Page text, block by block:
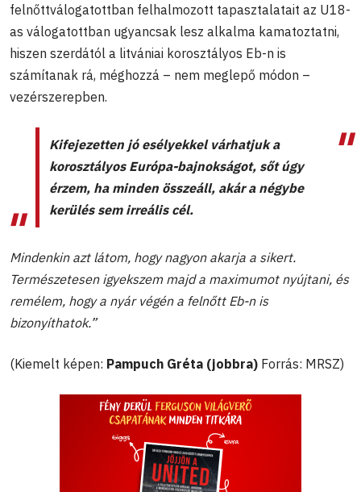
felnőttválogatottban felhalmozott tapasztalatait az U18-
as válogatottban ugyancsak lesz alkalma kamatoztatni,
hiszen szerdától a litvániai korosztályos Eb-n is
számítanak rá, méghozzá – nem meglepő módon –
vezérszerepben.
Kifejezetten jó esélyekkel várhatjuk a
korosztályos Európa-bajnokságot, sőt úgy
érzem, ha minden összeáll, akár a négybe
kerülés sem irreális cél.
Mindenkin azt látom, hogy nagyon akarja a sikert.
Természetesen igyekszem majd a maximumot nyújtani, és
remélem, hogy a nyár végén a felnőtt Eb-n is
bizonyíthatok.”
(Kiemelt képen: Pampuch Gréta (jobbra) Forrás: MRSZ)